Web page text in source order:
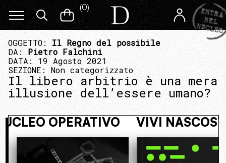
(0)
OGGETTO: Il Regno del possibile
DA: Pietro Falchini
DATA: 19 Agosto 2021
SEZIONE: Non categorizzato
Il libero arbitrio è una mera
illusione dell’essere umano?
NEL NUCLEO OPERATIVO